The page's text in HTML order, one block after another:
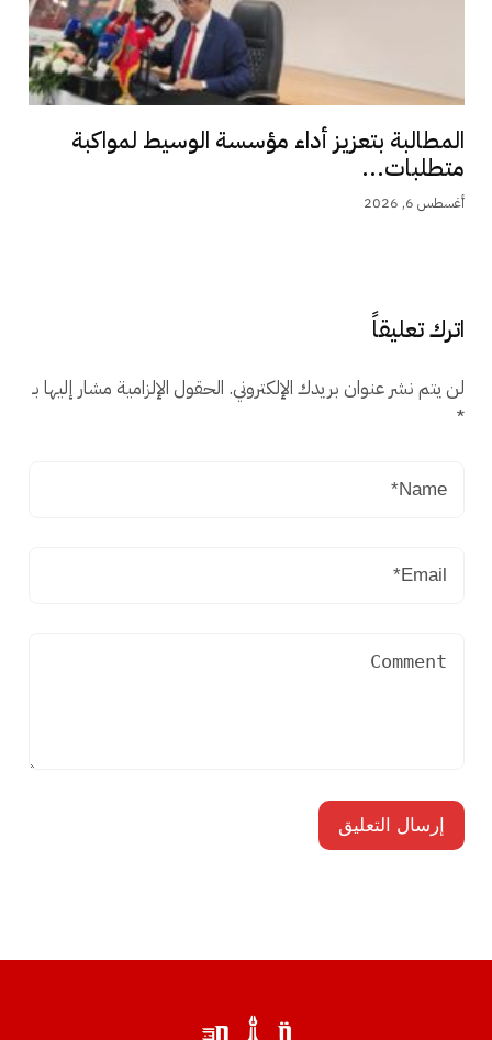
المطالبة بتعزيز أداء مؤسسة الوسيط لمواكبة
متطلبات...
أغسطس 6, 2026
اترك تعليقاً
لن يتم نشر عنوان بريدك الإلكتروني. الحقول الإلزامية مشار إليها بـ
*